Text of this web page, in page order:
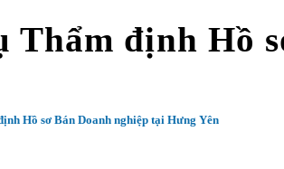
Thẩm định Hồ
Hồ sơ Bán Doanh nghiệp tại Hưng Yên